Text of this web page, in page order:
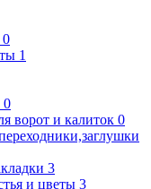
0
1
0
ворот и калиток 0
3
и цветы 3